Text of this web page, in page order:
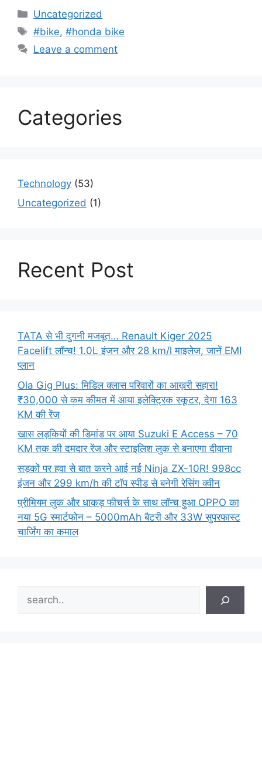
Categories
Uncategorized
Tags
#bike,#honda bike
Leave a comment
Categories
Technology (53)
Uncategorized (1)
Recent Post
TATA से भी दुगनी मजबूत… Renault Kiger 2025
Facelift लॉन्च! 1.0L इंजन और 28 km/l माइलेज, जानें EMI
प्लान
Ola Gig Plus: मिडिल क्लास परिवारों का आख़री सहारा!
₹30,000 से कम कीमत में आया इलेक्ट्रिक स्कूटर, देगा 163
KM की रेंज
खास लड़कियों की डिमांड पर आया Suzuki E Access – 70
KM तक की दमदार रेंज और स्टाइलिश लुक से बनाएगा दीवाना
सड़कों पर हवा से बात करने आई नई Ninja ZX-10R! 998cc
इंजन और 299 km/h की टॉप स्पीड से बनेगी रेसिंग क्वीन
प्रीमियम लुक और धाकड़ फीचर्स के साथ लॉन्च हुआ OPPO का
नया 5G स्मार्टफोन – 5000mAh बैटरी और 33W सुपरफास्ट
चार्जिंग का कमाल